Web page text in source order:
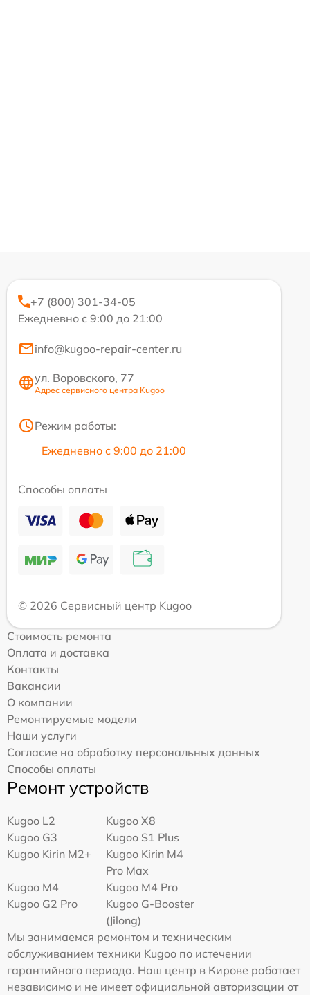
+7 (800) 301-34-05
Ежедневно с 9:00 до 21:00
info@kugoo-repair-center.ru
ул. Воровского, 77
Адрес сервисного центра Kugoo
Режим работы:
Ежедневно с 9:00 до 21:00
Способы оплаты
© 2026 Сервисный центр Kugoo
Стоимость ремонта
Оплата и доставка
Контакты
Вакансии
О компании
Ремонтируемые модели
Наши услуги
Согласие на обработку персональных данных
Способы оплаты
Ремонт устройств
Kugoo L2
Kugoo X8
Kugoo G3
Kugoo S1 Plus
Kugoo Kirin M2+
Kugoo Kirin M4
Pro Max
Kugoo M4
Kugoo M4 Pro
Kugoo G2 Pro
Kugoo G-Booster
(Jilong)
Мы занимаемся ремонтом и техническим
обслуживанием техники Kugoo по истечении
гарантийного периода. Наш центр в Кирове работает
независимо и не имеет официальной авторизации от